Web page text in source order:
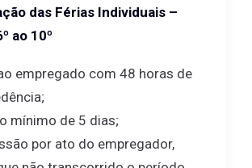
das Férias Individuais –
ao 10º
empregado com 48 horas de
mínimo de 5 dias;
por ato do empregador,